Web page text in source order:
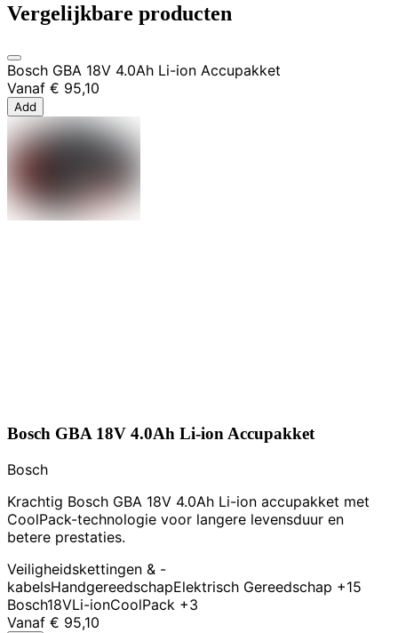
Vergelijkbare producten
Bosch GBA 18V 4.0Ah Li-ion Accupakket
Vanaf € 95,10
Add
Bosch GBA 18V 4.0Ah Li-ion Accupakket
Bosch
Krachtig Bosch GBA 18V 4.0Ah Li-ion accupakket met
CoolPack-technologie voor langere levensduur en
betere prestaties.
Veiligheidskettingen & -
kabelsHandgereedschapElektrisch Gereedschap +15
Bosch18VLi-ionCoolPack +3
Vanaf € 95,10